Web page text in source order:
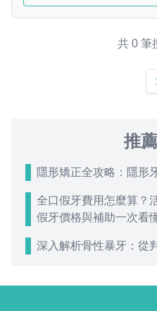
共 0 筆
推
隱形矯正全攻略：隱形
全口假牙費用怎麼算？
假牙價格與補助一次看
深入解析骨性暴牙：從